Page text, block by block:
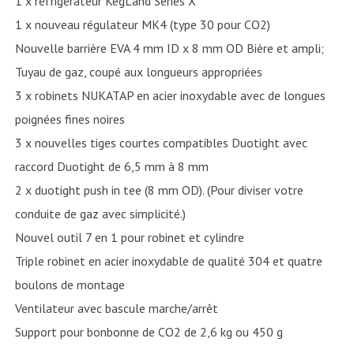
1 x nouveau régulateur MK4 (type 30 pour CO2)
Nouvelle barrière EVA 4 mm ID x 8 mm OD Bière et ampli;
Tuyau de gaz, coupé aux longueurs appropriées
3 x robinets NUKATAP en acier inoxydable avec de longues
poignées fines noires
3 x nouvelles tiges courtes compatibles Duotight avec
raccord Duotight de 6,5 mm à 8 mm
2 x duotight push in tee (8 mm OD). (Pour diviser votre
conduite de gaz avec simplicité.)
Nouvel outil 7 en 1 pour robinet et cylindre
Triple robinet en acier inoxydable de qualité 304 et quatre
boulons de montage
Ventilateur avec bascule marche/arrêt
Support pour bonbonne de CO2 de 2,6 kg ou 450 g